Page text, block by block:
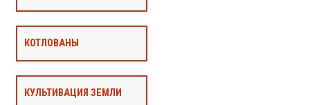
КОТЛОВАНЫ
КУЛЬТИВАЦИЯ ЗЕМЛИ